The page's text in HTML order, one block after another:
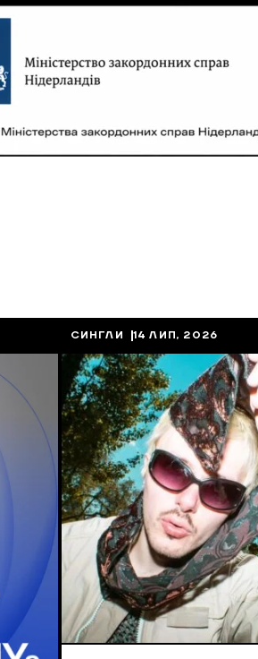
СИНГЛИ 14 ЛИП, 2026